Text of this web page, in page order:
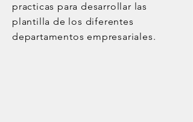
practicas paradesarrollar las
plantilla de los diferentes
departamentos empresariales.